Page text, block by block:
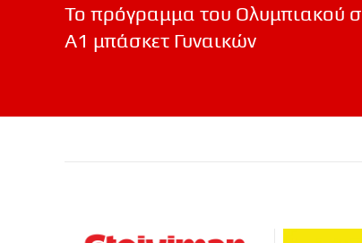
Το πρόγραμμα του Ολυμπιακού
Α1 μπάσκετ Γυναικών